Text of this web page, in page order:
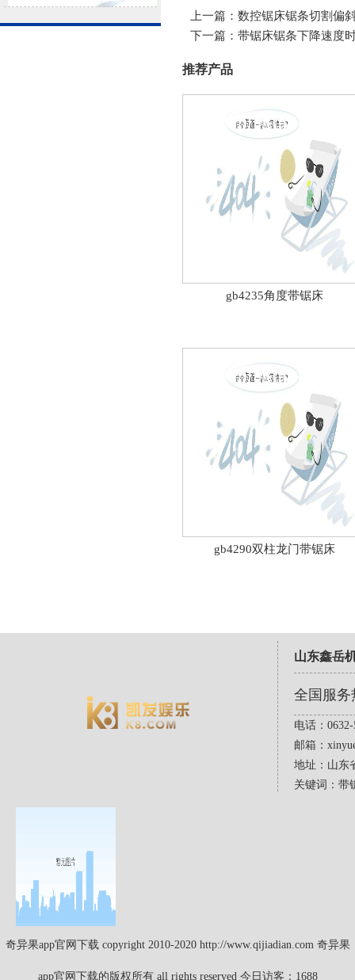
对比不同 上一篇： 数控锯床锯条切割偏
下一篇： 带锯床锯条下降速度
推荐产品
gb4235角度带锯床
gb4290双柱龙门带锯床
山东鑫岳
全国服务
电话：0632-
邮箱：
地址：山东
关键词：带
奇异果app官网下载 copyright 2010-2020 http://www.qijiadian.com 奇异果
app官网下载的版权所有 all rights reserved 今日访客：1688